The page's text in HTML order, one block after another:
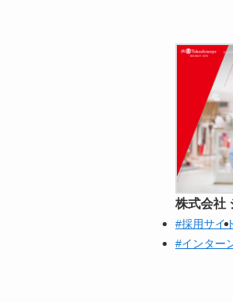
株式会社
#採用サイ
#インター